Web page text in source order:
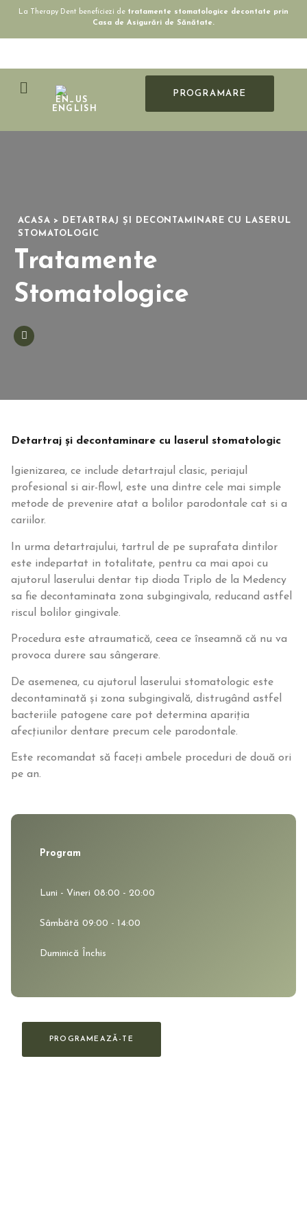
La Therapy Dent beneficiezi de tratamente stomatologice decontate prin
Casa de Asigurări de Sănătate.
ENGLISH
PROGRAMARE
ACASA > DETARTRAJ ȘI DECONTAMINARE CU LASERUL
STOMATOLOGIC
Tratamente
Stomatologice
Detartraj și decontaminare cu laserul stomatologic
Igienizarea, ce include detartrajul clasic, periajul
profesional si air-flowl, este una dintre cele mai simple
metode de prevenire atat a bolilor parodontale cat si a
cariilor.
In urma detartrajului, tartrul de pe suprafata dintilor
este indepartat in totalitate, pentru ca mai apoi cu
ajutorul laserului dentar tip dioda Triplo de la Medency
sa fie decontaminata zona subgingivala, reducand astfel
riscul bolilor gingivale.
Procedura este atraumatică, ceea ce înseamnă că nu va
provoca durere sau sângerare.
De asemenea, cu ajutorul laserului stomatologic este
decontaminată și zona subgingivală, distrugând astfel
bacteriile patogene care pot determina apariția
afecțiunilor dentare precum cele parodontale.
Este recomandat să faceți ambele proceduri de două ori
pe an.
Program
Luni - Vineri 08:00 - 20:00
Sâmbătă 09:00 - 14:00
Duminică Închis
PROGRAMEAZĂ-TE